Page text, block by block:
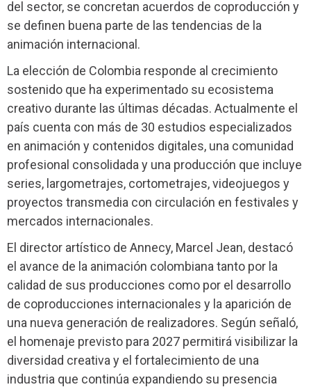
del sector, se concretan acuerdos de coproducción y
se definen buena parte de las tendencias de la
animación internacional.
La elección de Colombia responde al crecimiento
sostenido que ha experimentado su ecosistema
creativo durante las últimas décadas. Actualmente el
país cuenta con más de 30 estudios especializados
en animación y contenidos digitales, una comunidad
profesional consolidada y una producción que incluye
series, largometrajes, cortometrajes, videojuegos y
proyectos transmedia con circulación en festivales y
mercados internacionales.
El director artístico de Annecy, Marcel Jean, destacó
el avance de la animación colombiana tanto por la
calidad de sus producciones como por el desarrollo
de coproducciones internacionales y la aparición de
una nueva generación de realizadores. Según señaló,
el homenaje previsto para 2027 permitirá visibilizar la
diversidad creativa y el fortalecimiento de una
industria que continúa expandiendo su presencia